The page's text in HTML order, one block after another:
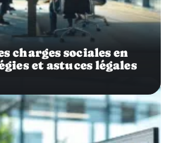
charges sociales en
et astuces légales